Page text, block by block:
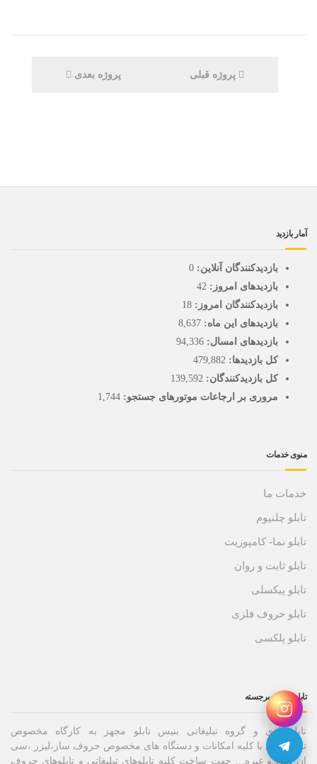
پروژه قبلی پروژه بعدی
آمار بازدید
بازدیدکنندگان آنلاین: 0
بازدیدهای امروز: 42
بازدیدکنندگان امروز: 18
بازدیدهای این ماه: 8,637
بازدیدهای امسال: 94,336
کل بازدیدها: 479,882
کل بازدیدکنند‌گان: 139,592
مروری بر ارجاعات موتورهای جستجو: 1,744
منوی خدمات
خدمات ما
تابلو چلنیوم
تابلو نما- کامپوزیت
تابلو ثابت و روان
تابلو پیکسلی
تابلو حروف فلزی
تابلو پلکسی
تابلو حروف برجسته
تابلوسازی و گروه تبلیغاتی بنیس تابلو مجهز به کارگاه مخصوص
تابلوسازی با کلیه امکانات و دستگاه های مخصوص حروف ساز،لیزر ،سی
ان سی و غیره… جهت ساخت کلیه تابلوهای تبلیغاتی و تابلوهای حروف